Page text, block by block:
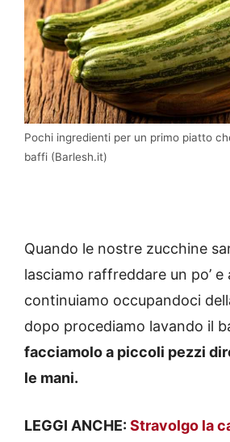
Pochi ingredienti per un primo piatto
baffi (Barlesh.it)
Quando le nostre zucchine
lasciamo raffreddare un po’
continuiamo occupandoci
dopo procediamo lavando il
facciamolo a piccoli pezzi
le mani.
LEGGI ANCHE: Stravolgo la